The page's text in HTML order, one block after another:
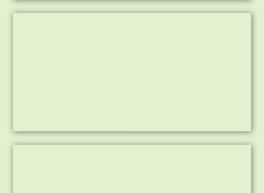
Inzaaien Gebroek
Graszoden leggen in Echt